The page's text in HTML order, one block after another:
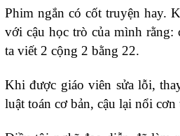
Phim ngắn có cốt truyện hay.
với cậu học trò của mình rằng:
ta viết 2 cộng 2 bằng 22.
Khi được giáo viên sửa lỗi,
luật toán cơ bản, cậu lại nổi